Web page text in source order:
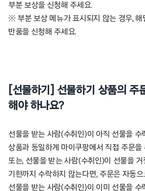
부분 보상을 신청해 주세요.
※ 부분 보상 메뉴가 표시되지 않는 경우, 해
반품을 신청해 주세요.
[선물하기] 선물하기 상품의 주
해야 하나요?
선물을 받는 사람(수취인)이 아직 선물을 수
상품과 동일하게 마이쿠팡에서 직접 주문을
또는, 선물을 받는 사람(수취인)이 선물을
기한까지 수락하지 않는다면, 주문은 자동
선물을 받는 사람(수취인)이 이미 선물을 수